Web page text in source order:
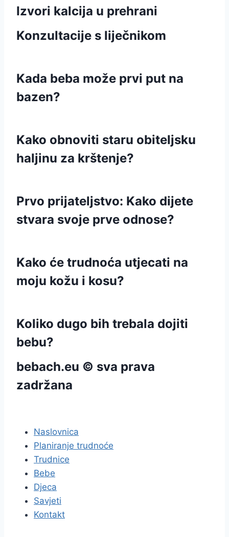
Izvori kalcija u prehrani
Konzultacije s liječnikom
Kada beba može prvi put na
bazen?
Kako obnoviti staru obiteljsku
haljinu za krštenje?
Prvo prijateljstvo: Kako dijete
stvara svoje prve odnose?
Kako će trudnoća utjecati na
moju kožu i kosu?
Koliko dugo bih trebala dojiti
bebu?
bebach.eu © sva prava
zadržana
Naslovnica
Planiranje trudnoće
Trudnice
Bebe
Djeca
Savjeti
Kontakt